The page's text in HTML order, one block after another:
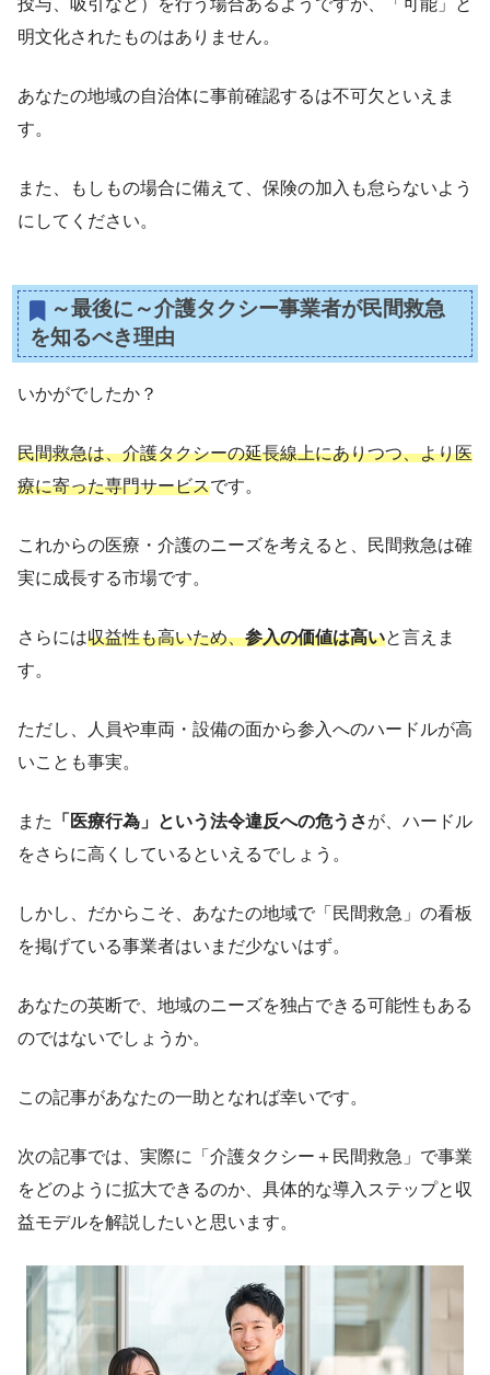
明文化されたものはありません。
あなたの地域の自治体に事前確認するは不可欠といえま
す。
また、もしもの場合に備えて、保険の加入も怠らないよう
にしてください。
～最後に～介護タクシー事業者が民間救急
を知るべき理由
いかがでしたか？
民間救急は、介護タクシーの延長線上にありつつ、より医
療に寄った専門サービスです。
これからの医療・介護のニーズを考えると、民間救急は確
実に成長する市場です。
さらには収益性も高いため、参入の価値は高いと言えま
す。
ただし、人員や車両・設備の面から参入へのハードルが高
いことも事実。
また 「医療行為」という法令違反への危うさが、ハードル
をさらに高くしているといえるでしょう。
しかし、だからこそ、あなたの地域で「民間救急」の看板
を掲げている事業者はいまだ少ないはず。
あなたの英断で、地域のニーズを独占できる可能性もある
のではないでしょうか。
この記事があなたの一助となれば幸いです。
次の記事では、実際に「介護タクシー＋民間救急」で事業
をどのように拡大できるのか、具体的な導入ステップと収
益モデルを解説したいと思います。